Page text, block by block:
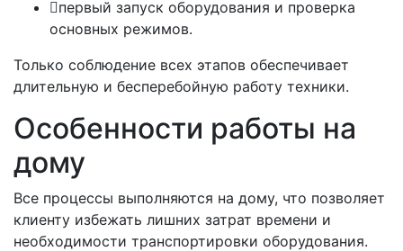
первый запуск оборудования и проверка
основных режимов.
Только соблюдение всех этапов обеспечивает
длительную и бесперебойную работу техники.
Особенности работы на
дому
Все процессы выполняются на дому, что позволяет
клиенту избежать лишних затрат времени и
необходимости транспортировки оборудования.